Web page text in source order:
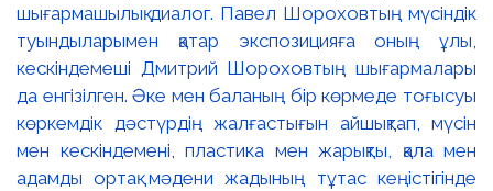
шығармашылық диалог. Павел Шороховтың мүсіндік
туындыларымен қатар экспозицияға оның ұлы,
кескіндемеші Дмитрий Шороховтың шығармалары
да енгізілген. Әке мен баланың бір көрмеде тоғысуы
көркемдік дәстүрдің жалғастығын айшықтап, мүсін
мен кескіндемені, пластика мен жарықты, қала мен
адамды ортақ мәдени жадының тұтас кеңістігінде